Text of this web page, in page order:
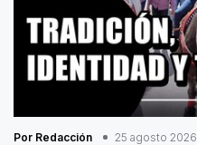
Por Redacción 25 agosto 2026